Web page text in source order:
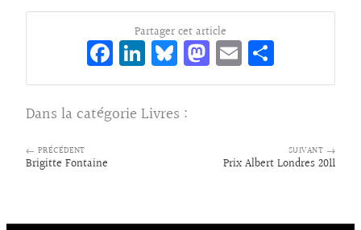
Partager cet article
Fa
ce
bo
o
Li
n
ke
dI
Bl
ue
sk
y
M
as
o
E
m rt
Dans la catégorie Livres :
← PRÉCÉDENT
Brigitte Fontaine
SUIVANT →
Prix Albert Londres 2011